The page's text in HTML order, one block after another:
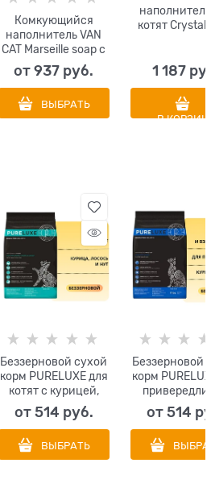
Комкующийся
наполнитель VAN
CAT Marseille soap с
ароматом
марсельского мыла
от937 руб.
ВЫБРАТЬ
котят
1 187
В
Беззерновой сухой
корм PURELUXE для
котят с курицей,
лососем и нутом.
от 514 руб.
ВЫБРАТЬ
Беззерновой
корм
кошек с
лососем
от 514